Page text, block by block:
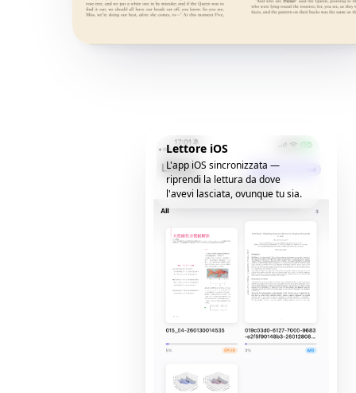
Lettore iOS
L'app iOS sincronizzata —
riprendi la lettura da dove
l'avevi lasciata, ovunque tu sia.